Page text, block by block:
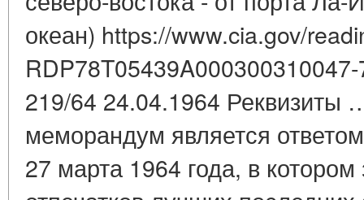
океан) https://www.cia.gov/
219/64 24.04.1964
меморандум является
27 марта 1964 года, в